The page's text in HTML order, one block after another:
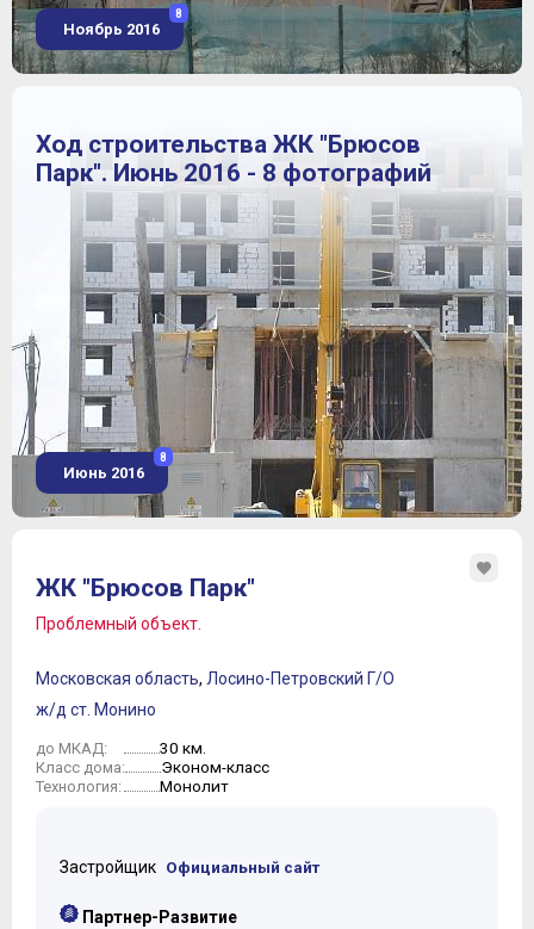
Ноябрь 2016
8
Ход строительства ЖК "Брюсов
Парк". Июнь 2016 - 8 фотографий
Июнь 2016
8
ЖК "Брюсов Парк"
Проблемный объект.
Московская область, Лосино-Петровский Г/О
ж/д ст. Монино
до МКАД: 30 км.
Класс дома: Эконом-класс
Технология: Монолит
Застройщик Официальный сайт
Партнер-Развитие